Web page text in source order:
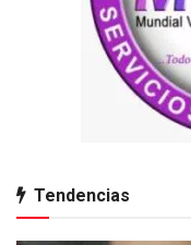
Tendencias